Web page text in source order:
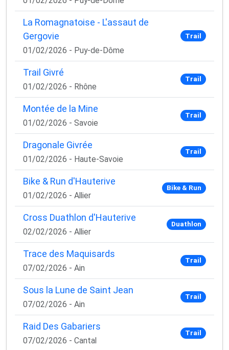
La Romagnatoise - L'assaut de
Gergovie
01/02/2026 - Puy-de-Dôme
Trail
Trail Givré
01/02/2026 - Rhône
Trail
Montée de la Mine
01/02/2026 - Savoie
Trail
Dragonale Givrée
01/02/2026 - Haute-Savoie
Trail
Bike & Run d'Hauterive
01/02/2026 - Allier
Bike & Run
Cross Duathlon d'Hauterive
02/02/2026 - Allier
Duathlon
Trace des Maquisards
07/02/2026 - Ain
Trail
Sous la Lune de Saint Jean
07/02/2026 - Ain
Trail
Raid Des Gabariers
07/02/2026 - Cantal
Trail